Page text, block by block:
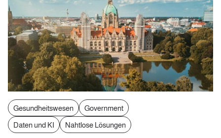
Gesundheitswesen
Government
Daten und KI
Nahtlose Lösungen